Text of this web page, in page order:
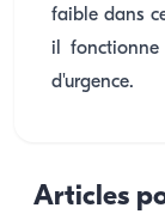
faible dans
il fonctionne
d'urgence.
Articles